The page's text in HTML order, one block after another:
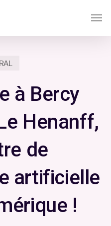
à Bercy
Henanff,
de
artificielle
!